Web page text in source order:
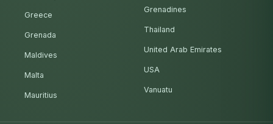
Greece
Grenada
Maldives
Malta
Mauritius
Grenadines
Thailand
United Arab Emirates
USA
Vanuatu